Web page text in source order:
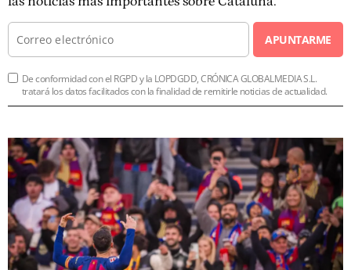
APUNTARME
De conformidad con el RGPD y la LOPDGDD, CRÓNICA GLOBALMEDIA S.L.
tratará los datos facilitados con la finalidad de remitirle noticias de actualidad.